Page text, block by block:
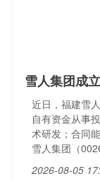
雪人集团成
近日，福建雪
自有资金从事
术研发；合同
雪人集团（
2026-08-05